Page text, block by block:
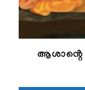
ആശാൻ്റെ